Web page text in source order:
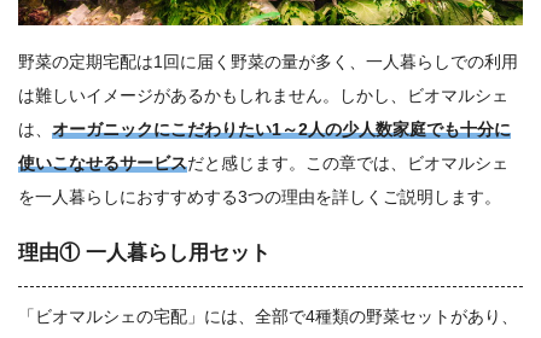
野菜の定期宅配は1回に届く野菜の量が多く、一人暮らしでの利用
は難しいイメージがあるかもしれません。しかし、ビオマルシェ
は、 オーガニックにこだわりたい1～2人の少人数家庭でも十分に
使いこなせるサービスだと感じます。この章では、ビオマルシェ
を一人暮らしにおすすめする3つの理由を詳しくご説明します。
理由① 一人暮らし用セット
「ビオマルシェの宅配」には、全部で4種類の野菜セットがあり、